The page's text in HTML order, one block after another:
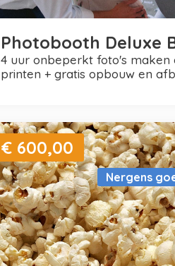
Photobooth Deluxe
4 uur onbeperkt foto's maken en
printen + gratis opbouw en
Nergens
€ 600,00